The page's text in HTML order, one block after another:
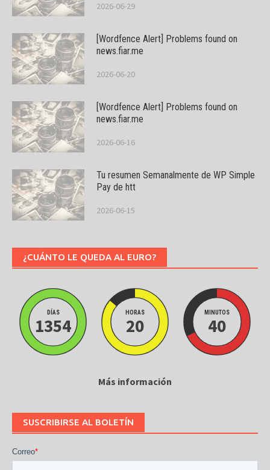
2026-06-29
[Wordfence Alert] Problems found on
news.fiar.me
2026-06-20
[Wordfence Alert] Problems found on
news.fiar.me
2026-06-16
Tu resumen Semanalmente de WP Simple
Pay de htt
2026-06-15
¿CUÁNTO LE QUEDA AL EURO?
DÍAS
1354
HORAS
20
MINUTOS
40
Más información
SUSCRIBIRSE AL BOLETÍN